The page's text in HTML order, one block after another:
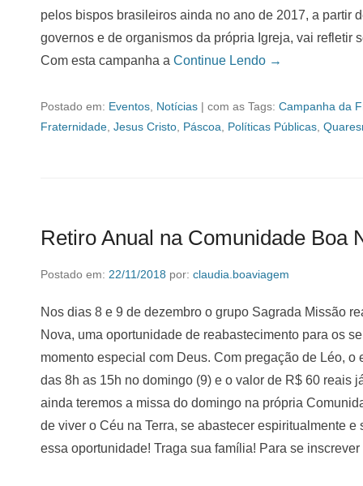
pelos bispos brasileiros ainda no ano de 2017, a partir
governos e de organismos da própria Igreja, vai refletir
Com esta campanha a Continue Lendo →
Postado em: Eventos Notícias | com as Tags: Campanha da
Fraternidade Jesus Cristo Páscoa Políticas Públicas
Retiro Anual na Comunidade Boa
Postado em: 22/11/2018 por: claudia.boaviagem
Nos dias 8 e 9 de dezembro o grupo Sagrada Missão
Nova, uma oportunidade de reabastecimento para os
momento especial com Deus. Com pregação de Léo,
das 8h as 15h no domingo (9) e o valor de R$ 60 reais
ainda teremos a missa do domingo na própria
de viver o Céu na Terra, se abastecer espiritualmente
essa oportunidade! Traga sua família! Para se